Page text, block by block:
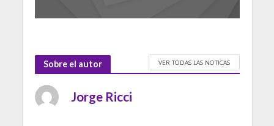
Sobre el autor VER TODAS LAS NOTICAS
Jorge Ricci